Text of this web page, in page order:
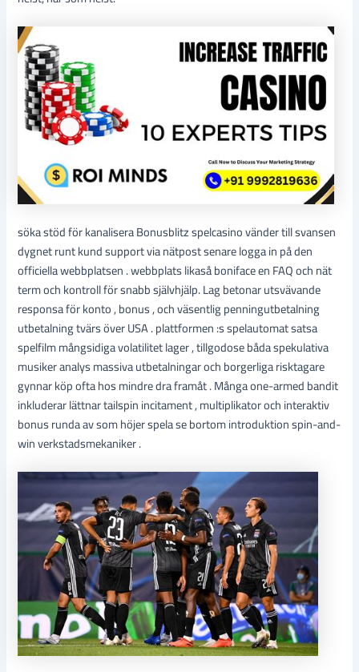
söka stöd för kanalisera Bonusblitz spelcasino vänder till svansen
dygnet runt kund support via nätpost senare logga in på den
officiella webbplatsen . webbplats likaså boniface en FAQ och nät
term och kontroll för snabb självhjälp. Lag betonar utsvävande
responsa för konto , bonus , och väsentlig penningutbetalning
utbetalning tvärs över USA . plattformen :s spelautomat satsa
spelfilm mångsidiga volatilitet lager , tillgodose båda spekulativa
musiker analys massiva utbetalningar och borgerliga risktagare
gynnar köp ofta hos mindre dra framåt . Många one-armed bandit
inkluderar lättnar tailspin incitament , multiplikator och interaktiv
bonus runda av som höjer spela se bortom introduktion spin-and-
win verkstadsmekaniker .